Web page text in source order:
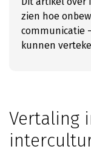
zien hoe
communicatie
kunnen
Vertaling